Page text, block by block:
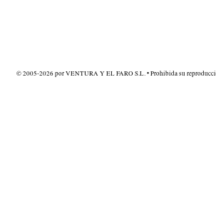
© 2005-2026 por VENTURA Y EL FARO S.L. • Prohibida su